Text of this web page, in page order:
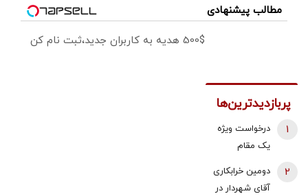
مطالب پیشنهادی
500$ هدیه به کاربران جدید،ثبت نام کن
پربازدیدترین‌ها
درخواست ویژه
یک مقام
1
دومین خرابکاری
آقای شهردار در
2